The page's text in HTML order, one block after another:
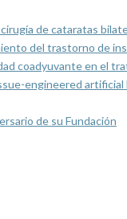
de cataratas
del trastorno de
coadyuvante en el
engineered artificial
de su Fundación